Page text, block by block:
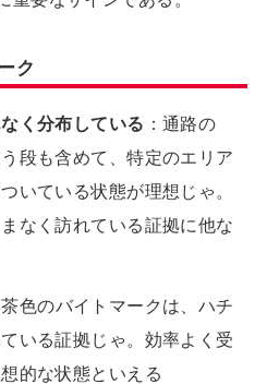
ク
く分布している ：通路の
段も含めて、特定のエリア
いている状態が理想じゃ。
なく訪れている証拠に他な
茶色のバイトマークは、ハチ
いる証拠じゃ。効率よく受
的な状態といえる